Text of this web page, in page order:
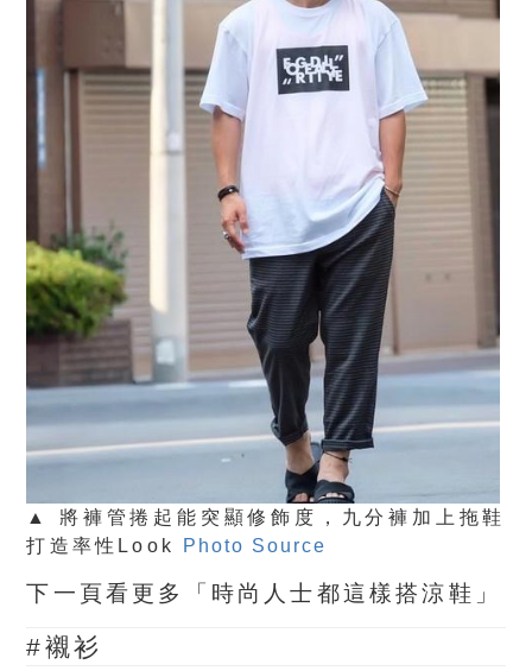
▲ 將褲管捲起能突顯修飾度，九分褲加上拖鞋
打造率性Look
Photo Source
下一頁看更多「時尚人士都這樣搭涼鞋」
#襯衫